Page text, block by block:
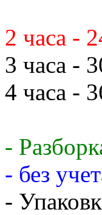
2 часа -
3 часа -
4 часа -
-
- без
-